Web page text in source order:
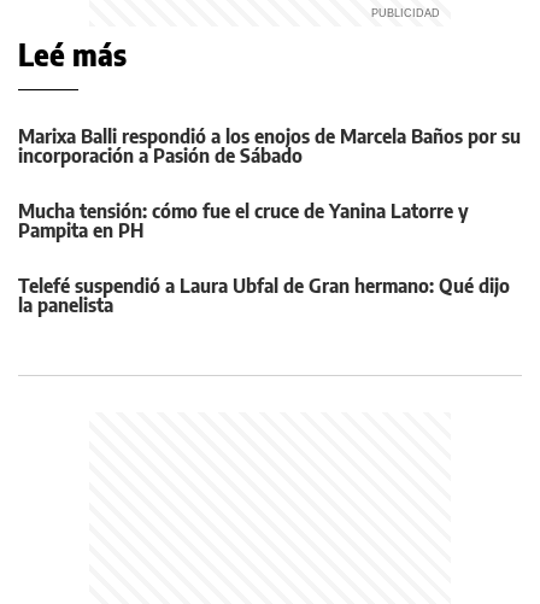
Leé más
Marixa Balli respondió a los enojos de Marcela Baños por su
incorporación a Pasión de Sábado
Mucha tensión: cómo fue el cruce de Yanina Latorre y
Pampita en PH
Telefé suspendió a Laura Ubfal de Gran hermano: Qué dijo
la panelista